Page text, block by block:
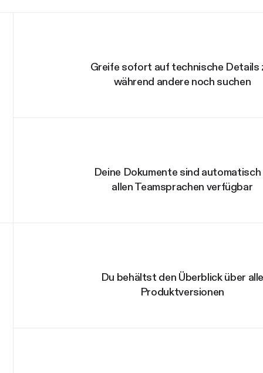
Greife sofort auf technische Details
während andere noch suchen
Deine Dokumente sind automatisch
allen Teamsprachen verfügbar
Du behältst den Überblick über
Produktversionen